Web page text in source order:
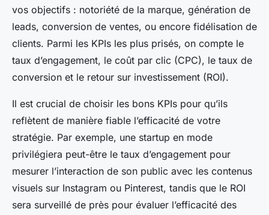
vos objectifs : notoriété de la marque, génération de
leads, conversion de ventes, ou encore fidélisation de
clients. Parmi les KPIs les plus prisés, on compte le
taux d’engagement, le coût par clic (CPC), le taux de
conversion et le retour sur investissement (ROI).
Il est crucial de choisir les bons KPIs pour qu’ils
reflètent de manière fiable l’efficacité de votre
stratégie. Par exemple, une startup en mode
privilégiera peut-être le taux d’engagement pour
mesurer l’interaction de son public avec les contenus
visuels sur Instagram ou Pinterest, tandis que le ROI
sera surveillé de près pour évaluer l’efficacité des